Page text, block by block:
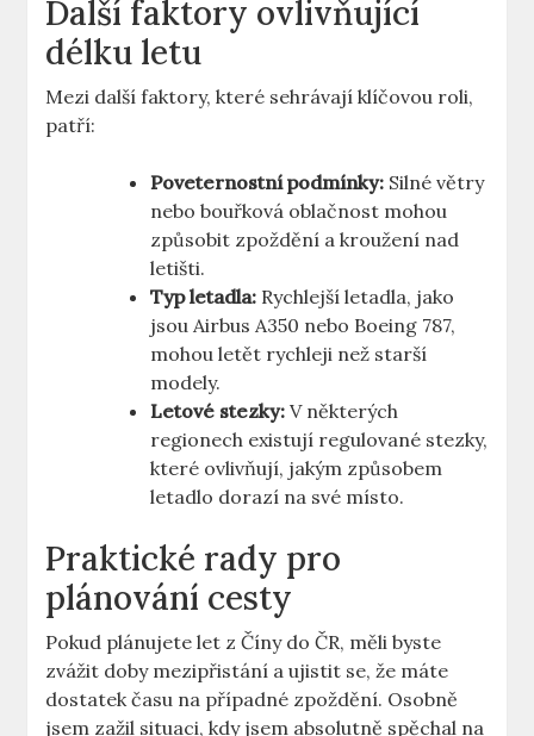
Další faktory ovlivňující
délku ⁢letu
Mezi další‍ faktory, které sehrávají klíčovou‍ roli,
patří:
Poveternostní podmínky: Silné větry
nebo bouřková oblačnost mohou
způsobit ‍zpoždění a kroužení nad
letišti.
Typ letadla: Rychlejší letadla,​ jako
jsou ⁢Airbus A350⁣ nebo Boeing 787,
mohou letět rychleji než starší
modely.
Letové stezky: V některých
regionech existují regulované​ stezky,‍
které ovlivňují, jakým ​způsobem
⁢letadlo dorazí ⁢na⁤ své ‍místo.
Praktické rady pro
plánování cesty
Pokud​ plánujete let z⁢ Číny do ČR, ⁤měli byste
zvážit doby⁤ mezipřistání a ujistit​ se, ⁢že máte
dostatek času na‌ případné zpoždění.‍ Osobně
jsem zažil situaci, ⁢kdy ⁢jsem absolutně spěchal na⁤